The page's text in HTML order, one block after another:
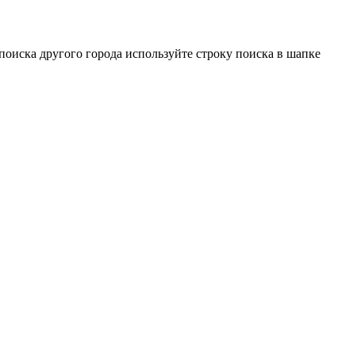
другого города используйте строку поиска в шапке